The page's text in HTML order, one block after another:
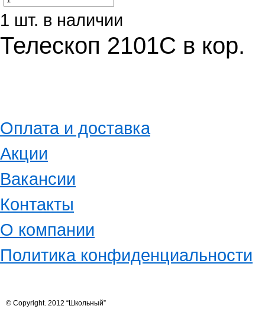
1 шт. в наличии
Телескоп 2101С в кор.
Оплата и доставка
Акции
Вакансии
Контакты
О компании
Политика конфиденциальности
© Copyright. 2012 “Школьный”